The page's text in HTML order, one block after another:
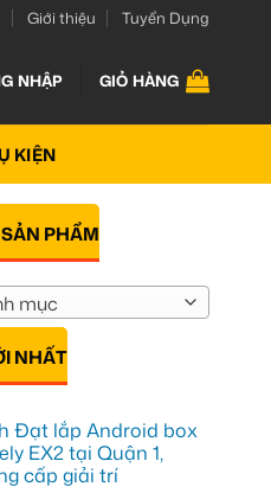
Giới thiệu Tuyển Dụng
NHẬP GIỎ HÀNG
KIỆN
PHẨM
mục
NHẤT
Đạt lắp Android box
EX2 tại Quận 1,
cấp giải trí